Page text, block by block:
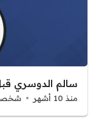
سالم الدوسري
منذ 10 أشهر